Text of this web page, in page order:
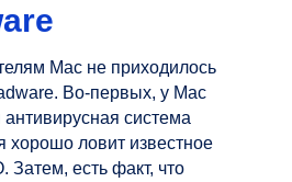
Mac не приходилось
Во-первых, у Mac
антивирусная система
хорошо ловит известное
Затем, есть факт, что